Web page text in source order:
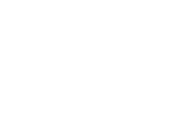
de pesca en el
nuevas medidas